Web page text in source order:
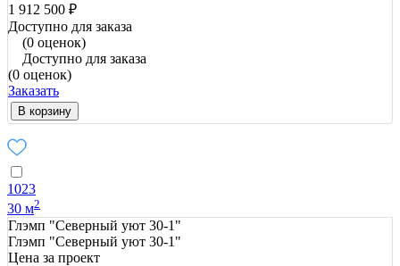
1 912 500 ₽
Доступно для заказа
(0 оценок)
Доступно для заказа
(0 оценок)
Заказать
В корзину
1023
30 м2
Глэмп "Северный уют 30-1"
Глэмп "Северный уют 30-1"
Цена за проект